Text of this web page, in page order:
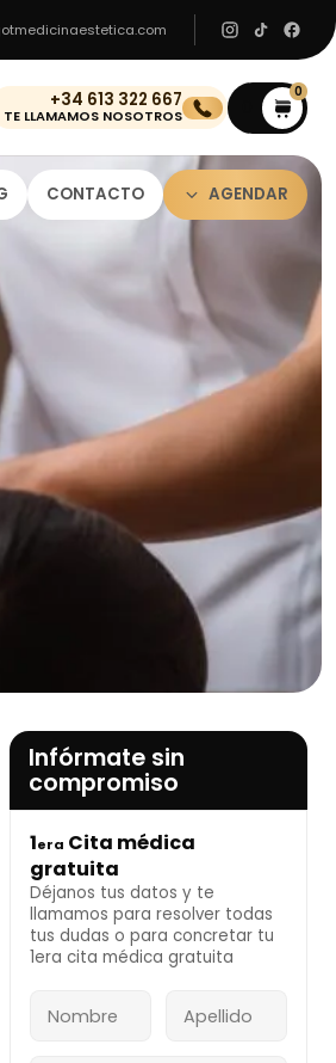
+34 613 322 667
TE LLAMAMOS NOSOTROS
0
CONTACTO AGENDAR
POLÍTICA DE
INFÓRMATE AHORA
Infórmate sin
compromiso
1era Cita médica
gratuita
Déjanos tus datos y te
llamamos para resolver todas
tus dudas o para concretar tu
1era cita médica gratuita